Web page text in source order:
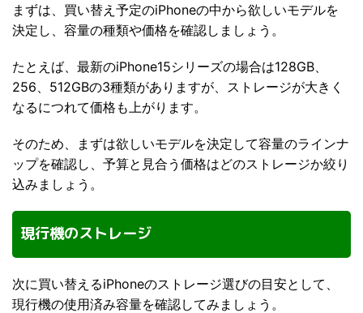
まずは、買い替え予定のiPhoneの中から欲しいモデルを
決定し、容量の種類や価格を確認しましょう。
たとえば、最新のiPhone15シリーズの場合は128GB、
256、512GBの3種類がありますが、ストレージが大きく
なるにつれて価格も上がります。
そのため、まずは欲しいモデルを決定して容量のラインナ
ップを確認し、予算と見合う価格はどのストレージか絞り
込みましょう。
現行機のストレージ
次に買い替えるiPhoneのストレージ選びの目安として、
現行機の使用済み容量を確認してみましょう。